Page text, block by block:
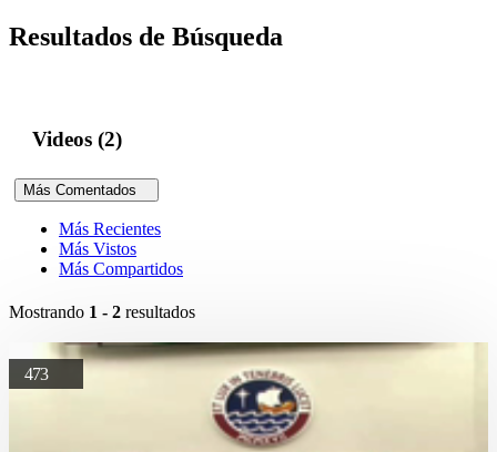
Resultados de Búsqueda
Videos (2)
Más Comentados
Más Recientes
Más Vistos
Más Compartidos
Mostrando 1 - 2 resultados
473